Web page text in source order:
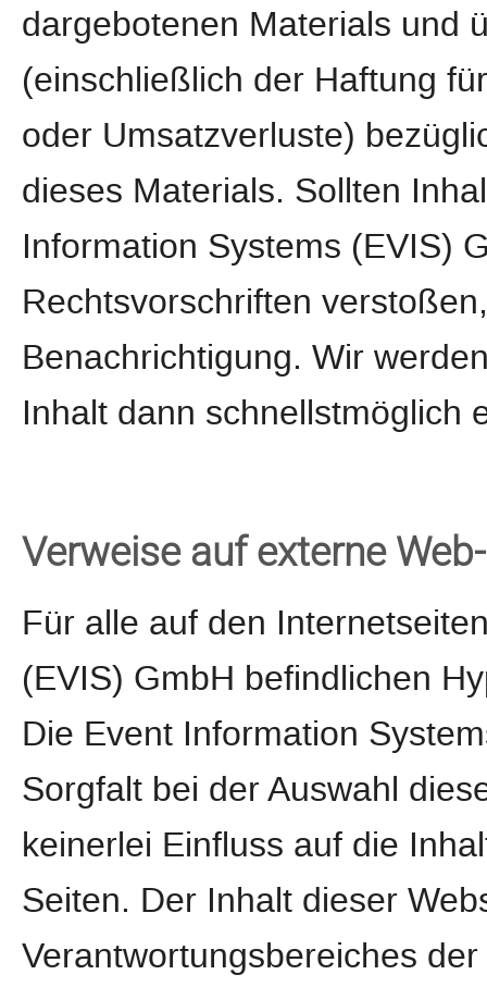
dargebotenen Materials und
(einschließlich der Haftung
oder Umsatzverluste)
dieses Materials. Sollten
Information Systems (EVIS)
Rechtsvorschriften
Benachrichtigung. Wir
Inhalt dann schnellstmöglich
Verweise auf externe
Für alle auf den
(EVIS) GmbH befindlichen
Die Event Information
Sorgfalt bei der Auswahl
keinerlei Einfluss auf die
Seiten. Der Inhalt dieser
Verantwortungsbereiches